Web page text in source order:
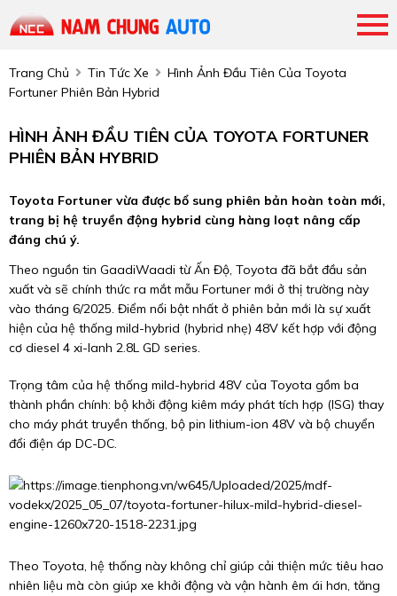
Trang Chủ Tin Tức Xe
Hình Ảnh Đầu Tiên Của Toyota
Fortuner Phiên Bản Hybrid
HÌNH ẢNH ĐẦU TIÊN CỦA TOYOTA FORTUNER
PHIÊN BẢN HYBRID
Toyota Fortuner vừa được bổ sung phiên bản hoàn toàn mới,
trang bị hệ truyền động hybrid cùng hàng loạt nâng cấp
đáng chú ý.
Theo nguồn tin GaadiWaadi từ Ấn Độ, Toyota đã bắt đầu sản
xuất và sẽ chính thức ra mắt mẫu Fortuner mới ở thị trường này
vào tháng 6/2025. Điểm nổi bật nhất ở phiên bản mới là sự xuất
hiện của hệ thống mild-hybrid (hybrid nhẹ) 48V kết hợp với động
cơ diesel 4 xi-lanh 2.8L GD series.
Trọng tâm của hệ thống mild-hybrid 48V của Toyota gồm ba
thành phần chính: bộ khởi động kiêm máy phát tích hợp (ISG) thay
cho máy phát truyền thống, bộ pin lithium-ion 48V và bộ chuyển
đổi điện áp DC-DC.
Theo Toyota, hệ thống này không chỉ giúp cải thiện mức tiêu hao
nhiên liệu mà còn giúp xe khởi động và vận hành êm ái hơn, tăng